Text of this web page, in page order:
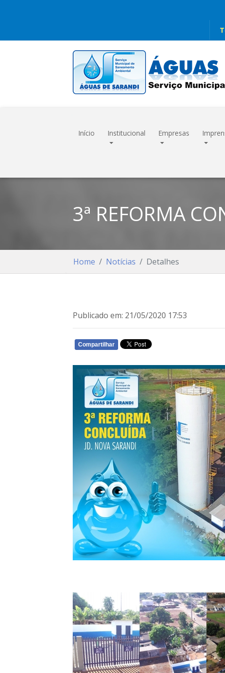
Início Institucional Empresas
3ª REFORMA
Home Notícias Detalhes
Publicado em: 21/05/2020 17:53
Compartilhar